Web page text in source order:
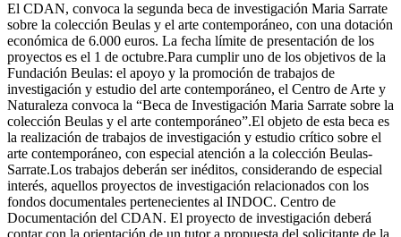
El CDAN, convoca la segunda beca de investigación Maria Sarrate
sobre la colección Beulas y el arte contemporáneo, con una dotación
económica de 6.000 euros. La fecha límite de presentación de los
proyectos es el 1 de octubre.Para cumplir uno de los objetivos de la
Fundación Beulas: el apoyo y la promoción de trabajos de
investigación y estudio del arte contemporáneo, el Centro de Arte y
Naturaleza convoca la “Beca de Investigación Maria Sarrate sobre la
colección Beulas y el arte contemporáneo”.El objeto de esta beca es
la realización de trabajos de investigación y estudio crítico sobre el
arte contemporáneo, con especial atención a la colección Beulas-
Sarrate.Los trabajos deberán ser inéditos, considerando de especial
interés, aquellos proyectos de investigación relacionados con los
fondos documentales pertenecientes al INDOC. Centro de
Documentación del CDAN. El proyecto de investigación deberá